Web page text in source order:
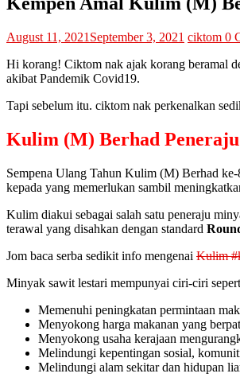
August 11, 2021 September 3, 2021 ciktom 0
Hi korang! Ciktom nak ajak korang beramal
akibat Pandemik Covid19.
Tapi sebelum itu. ciktom nak perkenalkan
Kulim (M) Berhad
Sempena Ulang Tahun Kulim (M) Berhad
kepada yang memerlukan sambil
Kulim diakui sebagai salah satu peneraju
terawal yang disahkan dengan standard
Jom baca serba sedikit info mengenai Kulim
Minyak sawit lestari mempunyai ciri-ciri
Memenuhi peningkatan permintaan
Menyokong harga makanan yang
Menyokong usaha kerajaan
Melindungi kepentingan sosial,
Melindungi alam sekitar dan hidupan